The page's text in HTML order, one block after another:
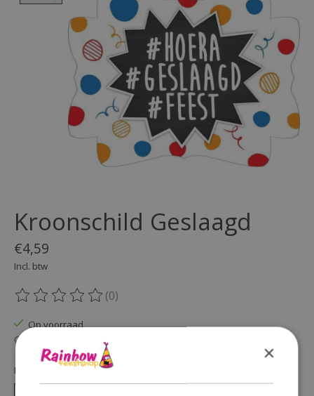
Kroonschild Geslaagd
€4,59
Incl. btw
De beoordeling van dit product is
(0)
Op voorraad
Beschikbaarheid in de winkel controleren
Hoeveelheid:
×